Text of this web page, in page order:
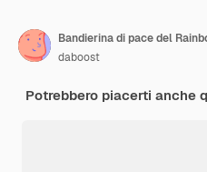
Bandierina di pace del
daboost
Potrebbero piacerti anche